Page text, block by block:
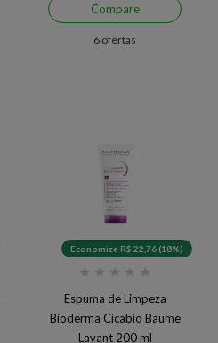
Compare
6 ofertas
Economize R$ 22,76 (18%)
★ ★ ★ ★ ★
Espuma de Limpeza
Bioderma Cicabio Baume
Lavant 200 ml